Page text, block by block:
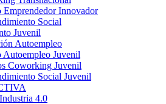
Emprendedor Innovador
Social
Juvenil
Autoempleo
Autoempleo Juvenil
Coworking Juvenil
Social Juvenil
4.0